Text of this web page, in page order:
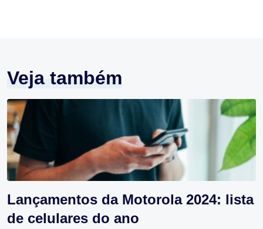
Veja também
Lançamentos da Motorola 2024: lista
de celulares do ano